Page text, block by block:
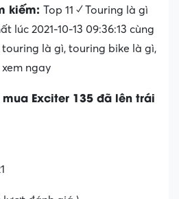
kiếm: Top 11 ✓ Touring là gì
lúc 2021-10-13 09:36:13 cùng
là gì, touring bike là gì,
ngay
Exciter 135 đã lên trái